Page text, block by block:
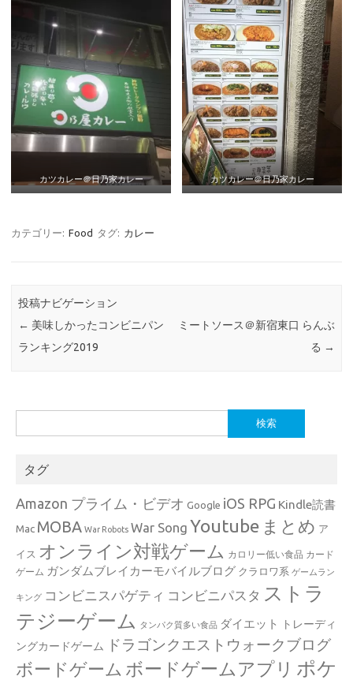
カツカレー＠日乃家カレー カツカレー＠日乃家カレー
カテゴリー: Food タグ: カレー
投稿ナビゲーション
← 美味しかったコンビニパン
ランキング2019
ミートソース＠新宿東口 らんぶ
る →
索:
タグ
Amazon プライム・ビデオ Google iOS RPG Kindle読書
Mac MOBA War Robots War Song Youtube まとめ ア
イス オンライン対戦ゲーム カロリー低い食品 カード
ゲーム ガンダムブレイカーモバイルブログ クラロワ系 ゲームラン
キング コンビニスパゲティ コンビニパスタ ストラ
テジーゲーム
タンパク質多い食品 ダイエット
トレーディ
ングカードゲーム
ドラゴンクエストウォークブログ
ボードゲーム ボードゲームアプリ ポケ